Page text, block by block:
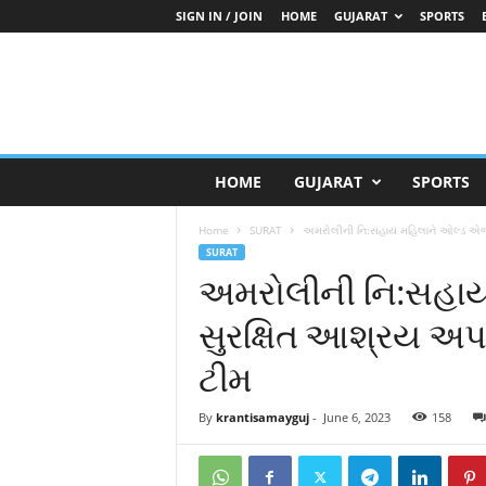
SIGN IN / JOIN HOME GUJARAT SPORTS
a
HOME GUJARAT SPORTS
Home SURAT અમરોલીની નિ:સહાય મહિલાને ઓલ્ડ
SURAT
અમરોલીની
સુરક્ષિત આશ્રય
ટીમ
By krantisamayguj- June 6, 2023 158